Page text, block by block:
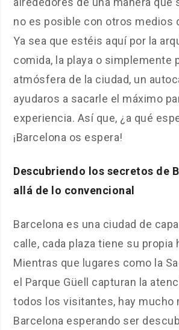
no es posible con otros medios
Ya sea que estéis aquí por la
comida, la playa o simplemente
atmósfera de la ciudad, un
ayudaros a sacarle el máximo
experiencia. Así que, ¿a qué
¡Barcelona os espera!
Descubriendo los secretos de
allá de lo convencional
Barcelona es una ciudad de
calle, cada plaza tiene su propia
Mientras que lugares como la
el Parque Güell capturan la
todos los visitantes, hay mucho
Barcelona esperando ser